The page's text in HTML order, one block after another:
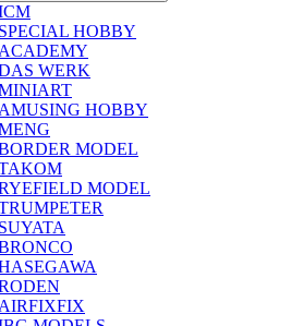
SPECIAL HOBBY
ACADEMY
WERK
AMUSING HOBBY
MODEL
MODEL
SUYATA
AIRFIXFIX